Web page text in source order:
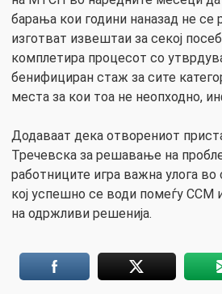
барања кои години наназад не се
изготват извештаи за секој
комплетира процесот со
бенифициран стаж за сите
места за кои тоа не неопходно,
Додаваат дека отворениот
Тречевска за решавање на
работниците игра важна улога во
кој успешно се води помеѓу ССМ
на одржливи решенија.